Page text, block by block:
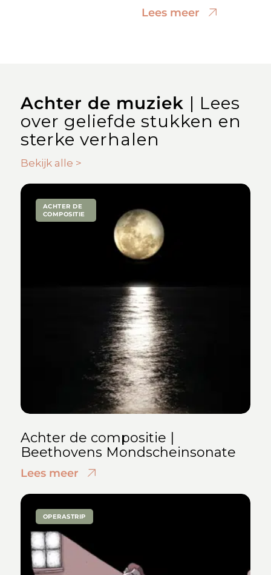
Lees meer
Achter de muziek | Lees
over geliefde stukken en
sterke verhalen
Bekijk alle >
ACHTER DE
COMPOSITIE
Achter de compositie |
Beethovens Mondscheinsonate
Lees meer
OPERASTRIP